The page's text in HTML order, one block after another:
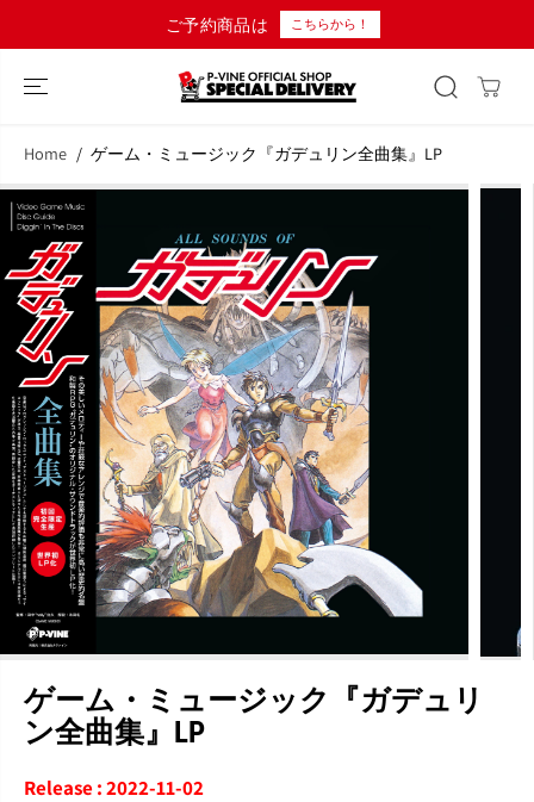
10,000円以上のご購入で日本国内
Home ゲーム・ミュージック『ガデュリン全曲集』LP
商品情報へスキ
ップ
ゲーム・ミュージック『ガデュリ
ン全曲集』LP
Release : 2022-11-02